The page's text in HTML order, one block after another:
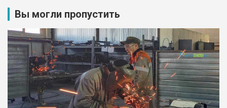
Вы могли пропустить